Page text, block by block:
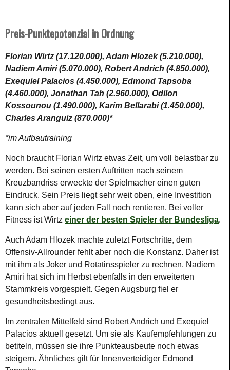
Preis-Punktepotenzial in Ordnung
Florian Wirtz (17.120.000), Adam Hlozek (5.210.000),
Nadiem Amiri (5.070.000), Robert Andrich (4.850.000),
Exequiel Palacios (4.450.000), Edmond Tapsoba
(4.460.000), Jonathan Tah (2.960.000), Odilon
Kossounou (1.490.000), Karim Bellarabi (1.450.000),
Charles Aranguiz (870.000)*
*im Aufbautraining
Noch braucht Florian Wirtz etwas Zeit, um voll belastbar zu
werden. Bei seinen ersten Auftritten nach seinem
Kreuzbandriss erweckte der Spielmacher einen guten
Eindruck. Sein Preis liegt sehr weit oben, eine Investition
kann sich aber auf jeden Fall noch rentieren. Bei voller
Fitness ist Wirtz einer der besten Spieler der Bundesliga.
Auch Adam Hlozek machte zuletzt Fortschritte, dem
Offensiv-Allrounder fehlt aber noch die Konstanz. Daher ist
mit ihm als Joker und Rotatinsspieler zu rechnen. Nadiem
Amiri hat sich im Herbst ebenfalls in den erweiterten
Stammkreis vorgespielt. Gegen Augsburg fiel er
gesundheitsbedingt aus.
Im zentralen Mittelfeld sind Robert Andrich und Exequiel
Palacios aktuell gesetzt. Um sie als Kaufempfehlungen zu
betiteln, müssen sie ihre Punkteausbeute noch etwas
steigern. Ähnliches gilt für Innenverteidiger Edmond